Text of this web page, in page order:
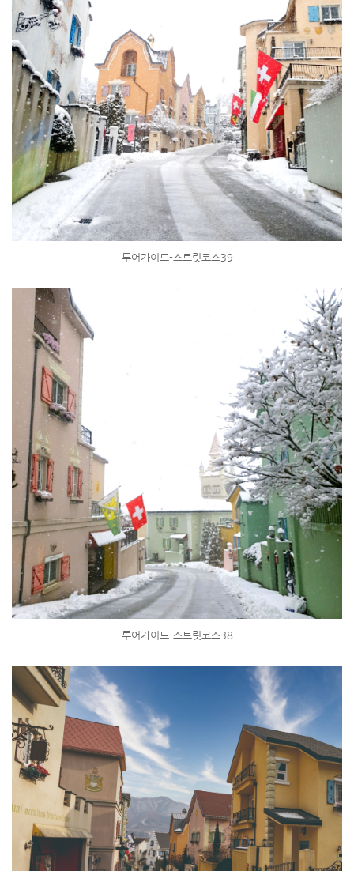
투어가이드-스트릿코스39
투어가이드-스트릿코스38